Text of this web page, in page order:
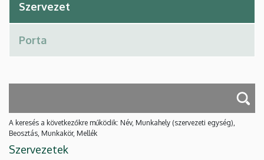
A keresés a következőkre működik: Név, Munkahely (szervezeti egység),
Beosztás, Munkakör, Mellék
Szervezetek